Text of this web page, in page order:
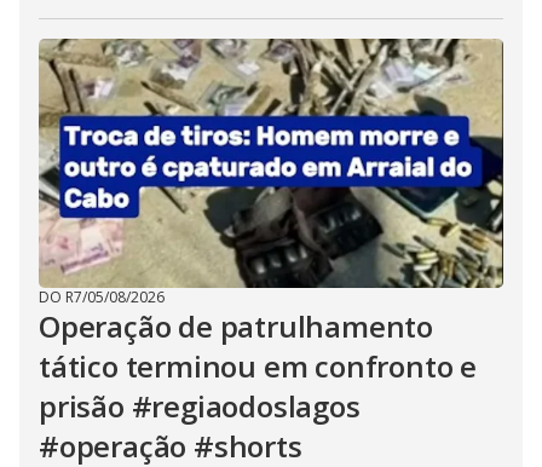
DO R7/05/08/2026
Operação de patrulhamento
tático terminou em confronto e
prisão #regiaodoslagos
#operação #shorts